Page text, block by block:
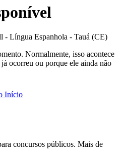
- Língua Espanhola - Tauá (CE)
Normalmente, isso acontece
ocorreu ou porque ele ainda não
Início
concursos públicos. Mais de